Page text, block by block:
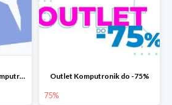
Góry okazji na ferie w Komputronik do -40% Outlet Komputronik do -75%
75%